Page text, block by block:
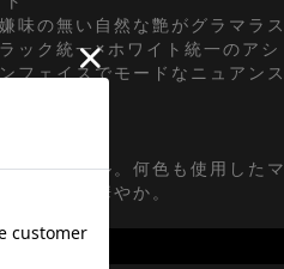
味の無い自然な艶がグラマラス
ック統一×ホワイト統一のアシ
フェイスでモードなニュアンス
ズスタイル。何色も使用したマ
な色味が華やか。